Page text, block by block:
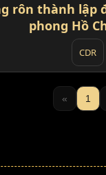
rôn thành lập
phong Hồ
CDR
« 1